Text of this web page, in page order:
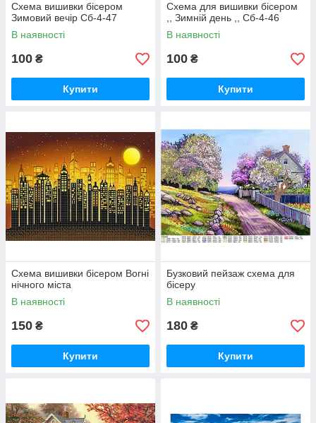
Схема вишивки бісером
Зимовий вечір Сб-4-47
В наявності
100 ₴
Купити
Схема для вишивки бісером
,, Зимній день ,, Сб-4-46
В наявності
100 ₴
Купити
Схема вишивки бісером Вогні
нічного міста
В наявності
150 ₴
Купити
Бузковий пейзаж схема для
бісеру
В наявності
180 ₴
Купити